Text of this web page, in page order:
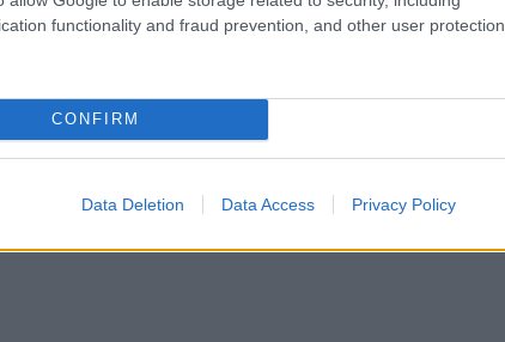
functionality and fraud prevention, and other user protection.
CONFIRM
Data Deletion Data Access Privacy Policy